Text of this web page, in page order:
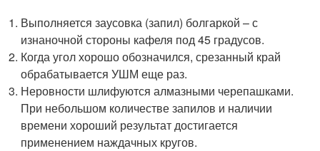
Выполняется заусовка (запил) болгаркой – с
изнаночной стороны кафеля под 45 градусов.
Когда угол хорошо обозначился, срезанный край
обрабатывается УШМ еще раз.
Неровности шлифуются алмазными черепашками.
При небольшом количестве запилов и наличии
времени хороший результат достигается
применением наждачных кругов.